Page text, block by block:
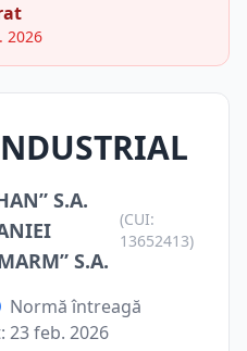
2026
S.A.
S.A.
(CUI:
13652413)
Normă întreagă
23 feb. 2026